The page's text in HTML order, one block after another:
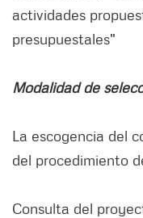
actividades
presupuestales"
Modalidad de
La escogencia del
del procedimiento
Consulta del